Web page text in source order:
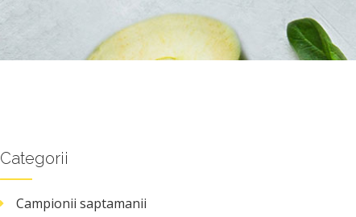
Categorii
Campionii saptamanii